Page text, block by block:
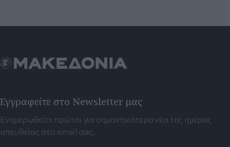
Εγγραφείτε στο Newsletter μας
Ενημερωθείτε πρώτοι για σημαντικότερα νέα της ημέρας
απευθείας στο email σας.